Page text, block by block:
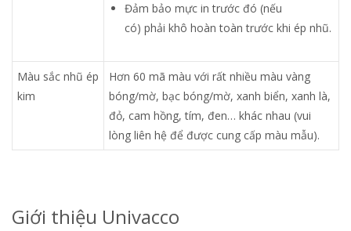
Đảm bảo mực in trước đó (nếu
có) phải khô hoàn toàn trước khi ép nhũ.
Màu sắc nhũ ép
kim
Hơn 60 mã màu với rất nhiều màu vàng
bóng/mờ, bạc bóng/mờ, xanh biển, xanh là,
đỏ, cam hồng, tím, đen… khác nhau (vui
lòng liên hệ để được cung cấp màu mẫu).
Giới thiệu Univacco